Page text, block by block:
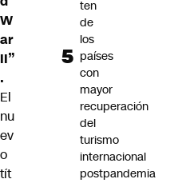
W
ar
II”
.
El
nu
ev
o
tít
ten
de
los
países
con
mayor
recuperación
del
turismo
internacional
postpandemia